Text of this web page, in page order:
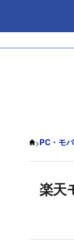
>PC・モ
楽天